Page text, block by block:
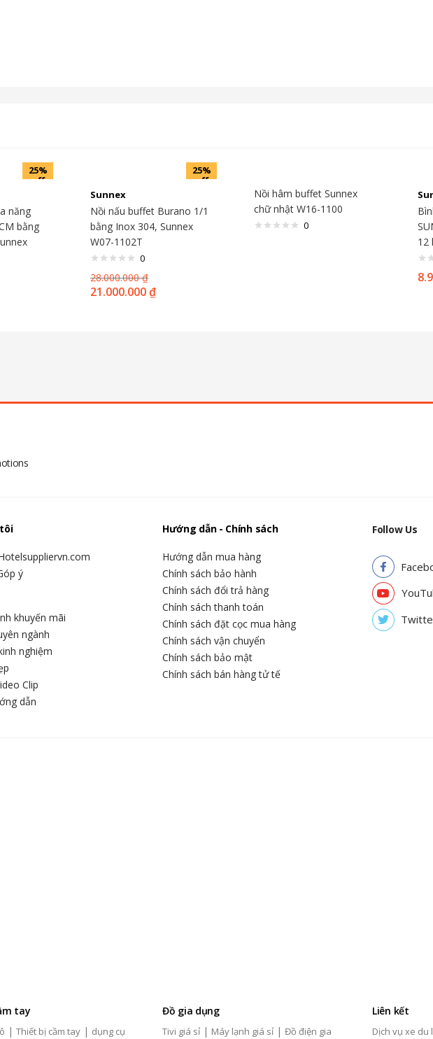
25%
off
năng
bằng
25%
off
Sunnex
Nồi nấu buffet Burano 1/1
bằng Inox 304, Sunnex
W07-1102T
0
28.000.000₫
21.000.000₫
Nồi hâm buffet Sunnex
chữ nhật W16-1100
0
12
ý
khuyến mãi
ngành
nghiệm
Clip
dẫn
Hướng dẫn - Chính sách
Hướng dẫn mua hàng
Chính sách bảo hành
Chính sách đổi trả hàng
Chính sách thanh toán
Chính sách đặt cọc mua hàng
Chính sách vận chuyển
Chính sách bảo mật
Chính sách bán hàng tử tế
Follow Us
tay
| Thiết bị cầm tay | dụng cụ
Đồ gia dụng
Tivi giá sỉ | Máy lạnh giá sỉ | Đồ điện gia
Liên kết
Dịch vụ xe du